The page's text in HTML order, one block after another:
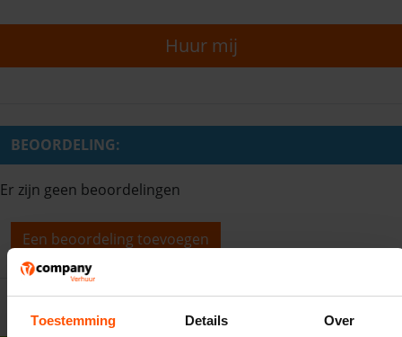
Toestemming Details Over
Huur mij
BEOORDELING:
Er zijn geen beoordelingen
Een beoordeling toevoegen